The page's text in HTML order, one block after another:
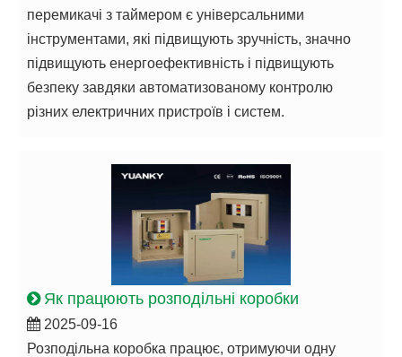
перемикачі з таймером є універсальними
інструментами, які підвищують зручність, значно
підвищують енергоефективність і підвищують
безпеку завдяки автоматизованому контролю
різних електричних пристроїв і систем.
Як працюють розподільні коробки
2025-09-16
Розподільна коробка працює, отримуючи одну